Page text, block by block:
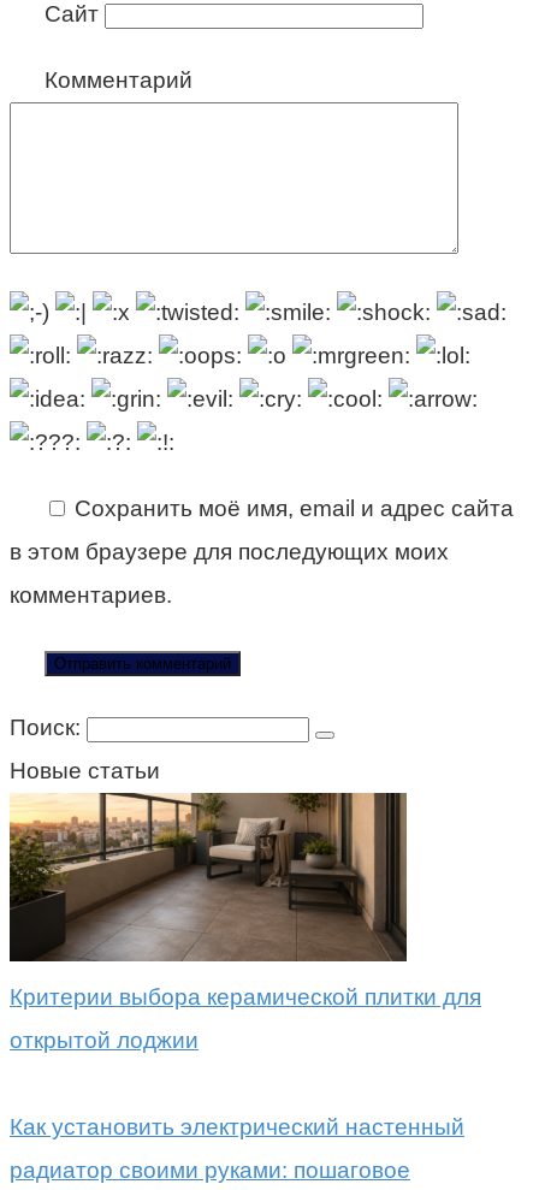
Сайт
Комментарий
Сохранить моё имя, email и адрес сайта
в этом браузере для последующих моих
комментариев.
Поиск:
Новые статьи
Критерии выбора керамической плитки для
открытой лоджии
Как установить электрический настенный
радиатор своими руками: пошаговое